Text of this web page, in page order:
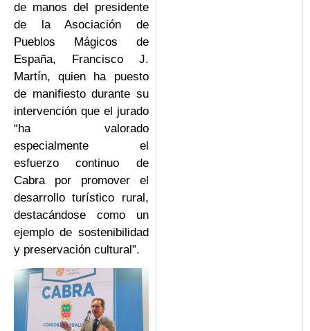
de manos del presidente
de la Asociación de
Pueblos Mágicos de
España, Francisco J.
Martín, quien ha puesto
de manifiesto durante su
intervención que el jurado
“ha valorado
especialmente el
esfuerzo continuo de
Cabra por promover el
desarrollo turístico rural,
destacándose como un
ejemplo de sostenibilidad
y preservación cultural”.